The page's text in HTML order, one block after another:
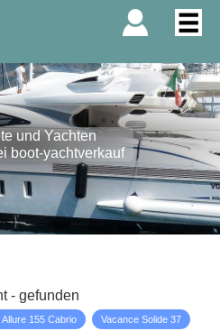
und Yachten
boot-yachtverkauf
- gefunden
155 Cabrio Vacance Solide 37